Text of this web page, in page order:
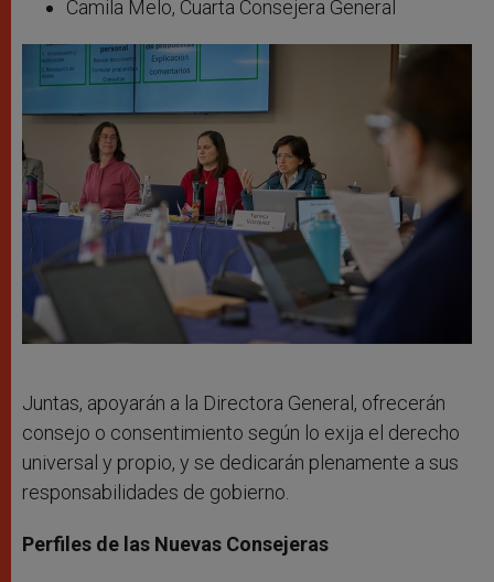
Camila Melo, Cuarta Consejera General
Juntas, apoyarán a la Directora General, ofrecerán
consejo o consentimiento según lo exija el derecho
universal y propio, y se dedicarán plenamente a sus
responsabilidades de gobierno.
Perfiles de las Nuevas Consejeras